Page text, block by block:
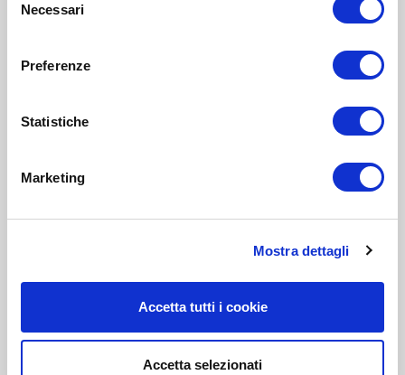
delNecessari
Preferenze
Statistiche
Marketing
Mostra dettagli
Accetta tutti i cookie
Accetta selezionati